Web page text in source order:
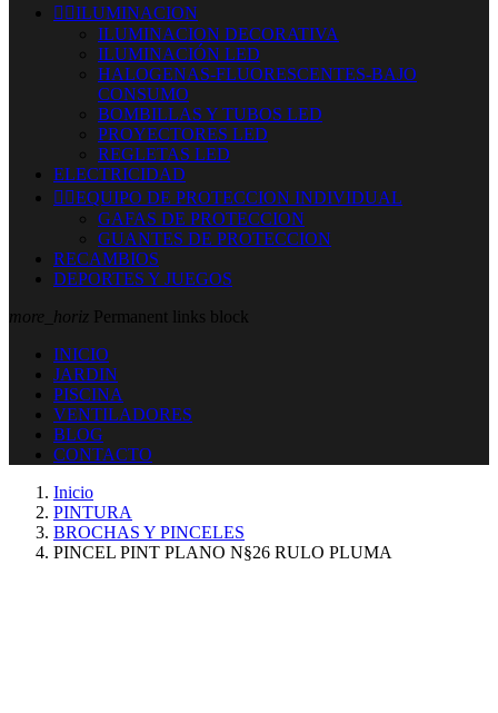
 ILUMINACION
ILUMINACION DECORATIVA
ILUMINACIÓN LED
HALOGENAS-FLUORESCENTES-BAJO
CONSUMO
BOMBILLAS Y TUBOS LED
PROYECTORES LED
REGLETAS LED
ELECTRICIDAD
 EQUIPO DE PROTECCION INDIVIDUAL
GAFAS DE PROTECCION
GUANTES DE PROTECCION
RECAMBIOS
DEPORTES Y JUEGOS
more_horiz Permanent links block
INICIO
JARDIN
PISCINA
VENTILADORES
BLOG
CONTACTO
Inicio
PINTURA
BROCHAS Y PINCELES
PINCEL PINT PLANO N§26 RULO PLUMA